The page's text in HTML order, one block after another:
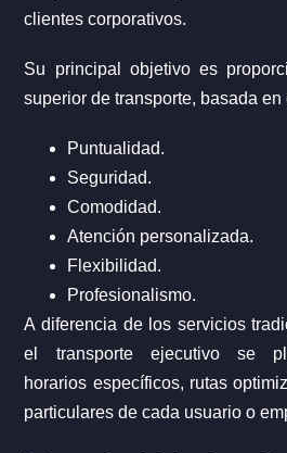
clientes corporativos.
Su principal objetivo es
superior de transporte, basada en
Puntualidad.
Seguridad.
Comodidad.
Atención personalizada.
Flexibilidad.
Profesionalismo.
A diferencia de los servicios
el transporte ejecutivo se
horarios específicos, rutas
particulares de cada usuario o